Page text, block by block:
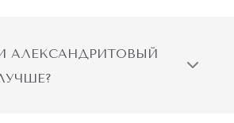
АЛЕКСАНДРИТОВЫЙ